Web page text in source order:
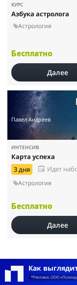
КУРС
Азбука астролога
Астрология
Бесплатно
Далее
Павел Андреев
ИНТЕНСИВ
Карта успеха
3 дня
Идет
Астрология
Бесплатно
Далее
Как
*Реклама. ООО